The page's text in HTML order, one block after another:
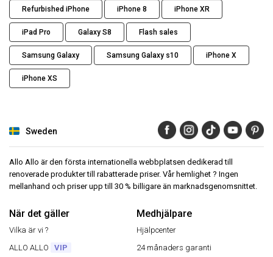
Refurbished iPhone iPhone 8 iPhone XR
iPad Pro Galaxy S8 Flash sales
Samsung Galaxy Samsung Galaxy s10 iPhone X
iPhone XS
Sweden
Allo Allo är den första internationella webbplatsen dedikerad till
renoverade produkter till rabatterade priser. Vår hemlighet ? Ingen
mellanhand och priser upp till 30 % billigare än marknadsgenomsnittet.
När det gäller
Vilka är vi ?
ALLO ALLO
VIP
Medhjälpare
Hjälpcenter
24 månaders garanti